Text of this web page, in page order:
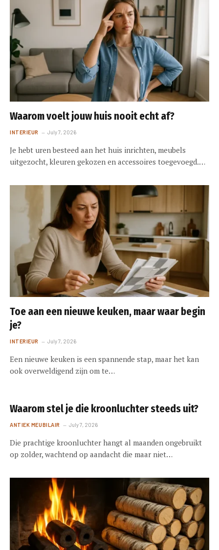
Waarom voelt jouw huis nooit echt af?
INTERIEUR July 7, 2026
Je hebt uren besteed aan het huis inrichten, meubels
uitgezocht, kleuren gekozen en accessoires toegevoegd.…
Toe aan een nieuwe keuken, maar waar begin
je?
INTERIEUR July 7, 2026
Een nieuwe keuken is een spannende stap, maar het kan
ook overweldigend zijn om te…
Waarom stel je die kroonluchter steeds uit?
ANTIEK MEUBILAIR July 7, 2026
Die prachtige kroonluchter hangt al maanden ongebruikt
op zolder, wachtend op aandacht die maar niet…